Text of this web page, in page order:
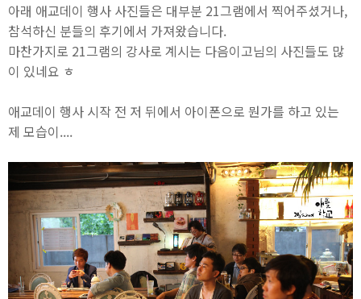
아래 애교데이 행사 사진들은 대부분 21그램에서 찍어주셨거나,
참석하신 분들의 후기에서 가져왔습니다.
마찬가지로 21그램의 강사로 계시는 다음이고님의 사진들도 많
이 있네요 ㅎ
애교데이 행사 시작 전 저 뒤에서 아이폰으로 뭔가를 하고 있는
제 모습이....